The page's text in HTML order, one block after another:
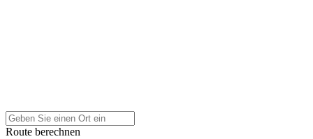
Route berechnen